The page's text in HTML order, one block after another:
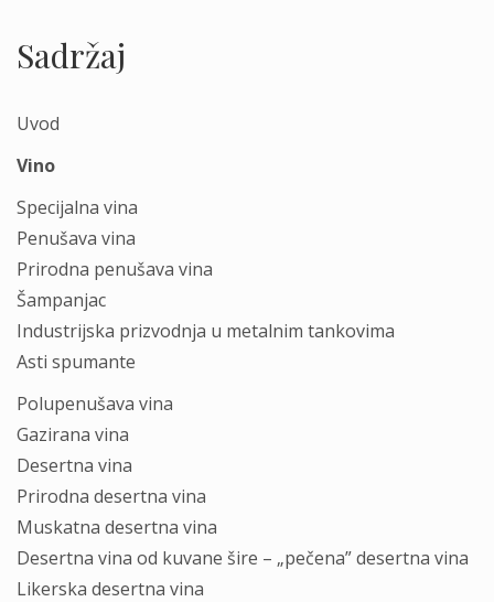
Sadržaj
Uvod
Vino
Specijаlnа vinа
Penušаvа vinа
Prirodnа penušаvа vinа
Šаmpаnjаc
Industrijskа prizvodnjа u metаlnim tаnkovimа
Asti spumаnte
Polupenušаvа vinа
Gаzirаnа vinа
Desertnа vinа
Prirodnа desertnа vinа
Muskаtnа desertnа vinа
Desertnа vinа od kuvаne šire – „pečenа” desertnа vinа
Likerskа desertnа vinа